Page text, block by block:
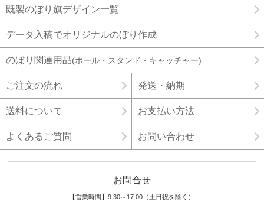
既製のぼり旗デザイン一覧
データ入稿でオリジナルのぼり作成
のぼり関連用品(ポール・スタンド・キャッチャー)
ご注文の流れ 発送・納期
送料について お支払い方法
よくあるご質問 お問い合わせ
お問合せ
【営業時間】9:30～17:00（土日祝を除く）